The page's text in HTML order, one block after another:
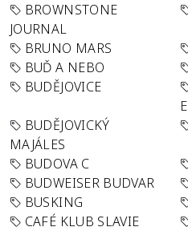
BROWNSTONE
JOURNAL
BRUNO MARS
BUĎ A NEBO
BUDĚJOVICE
BUDĚJOVICKÝ
MAJÁLES
BUDOVA C
BUDWEISER BUDVAR
BUSKING
CAFÉ KLUB SLAVIE